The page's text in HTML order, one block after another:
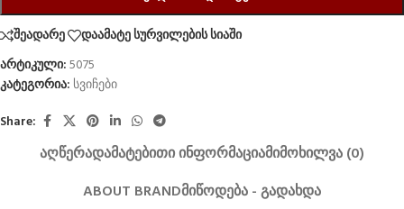
შეადარე
დაამატე სურვილების სიაში
არტიკული:5075
კატეგორია: სვიჩები
Share:
ᲐᲦᲬᲔᲠᲐᲓᲐᲛᲐᲢᲔᲑᲘᲗᲘ ᲘᲜᲤᲝᲠᲛᲐᲪᲘᲐᲛᲘᲛᲝᲮᲘᲚᲕᲐ (0)
ABOUT BRANDᲛᲘᲬᲝᲓᲔᲑᲐ - ᲒᲐᲓᲐᲮᲓᲐ